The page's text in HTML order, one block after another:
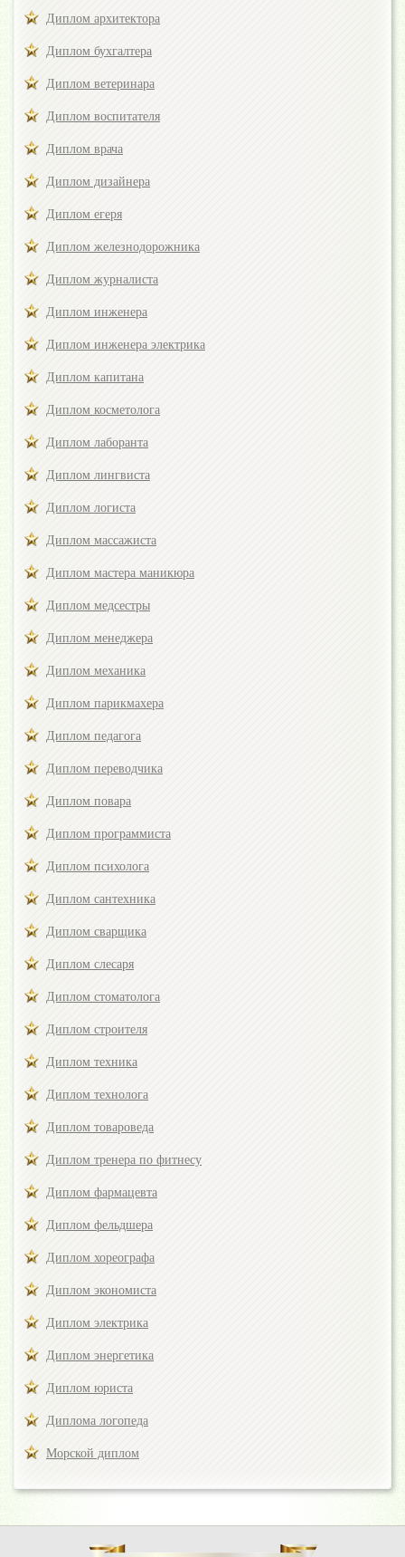
Диплом архитектора
Диплом бухгалтера
Диплом ветеринара
Диплом воспитателя
Диплом врача
Диплом дизайнера
Диплом егеря
Диплом железнодорожника
Диплом журналиста
Диплом инженера
Диплом инженера электрика
Диплом капитана
Диплом косметолога
Диплом лаборанта
Диплом лингвиста
Диплом логиста
Диплом массажиста
Диплом мастера маникюра
Диплом медсестры
Диплом менеджера
Диплом механика
Диплом парикмахера
Диплом педагога
Диплом переводчика
Диплом повара
Диплом программиста
Диплом психолога
Диплом сантехника
Диплом сварщика
Диплом слесаря
Диплом стоматолога
Диплом строителя
Диплом техника
Диплом технолога
Диплом товароведа
Диплом тренера по фитнесу
Диплом фармацевта
Диплом фельдшера
Диплом хореографа
Диплом экономиста
Диплом электрика
Диплом энергетика
Диплом юриста
Диплома логопеда
Морской диплом